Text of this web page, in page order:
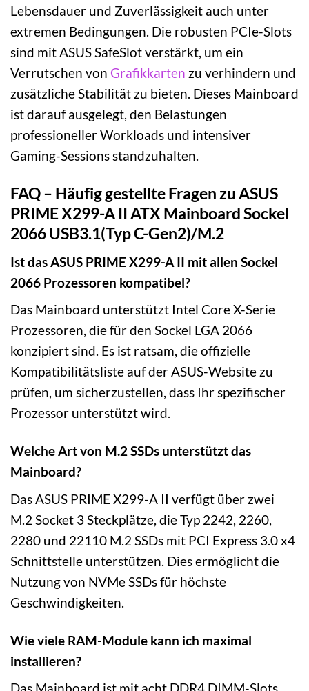
Lebensdauer und Zuverlässigkeit auch unter
extremen Bedingungen. Die robusten PCIe-Slots
sind mit ASUS SafeSlot verstärkt, um ein
Verrutschen von Grafikkarten zu verhindern und
zusätzliche Stabilität zu bieten. Dieses Mainboard
ist darauf ausgelegt, den Belastungen
professioneller Workloads und intensiver
Gaming-Sessions standzuhalten.
FAQ – Häufig gestellte Fragen zu ASUS
PRIME X299-A II ATX Mainboard Sockel
2066 USB3.1(Typ C-Gen2)/M.2
Ist das ASUS PRIME X299-A II mit allen Sockel
2066 Prozessoren kompatibel?
Das Mainboard unterstützt Intel Core X-Serie
Prozessoren, die für den Sockel LGA 2066
konzipiert sind. Es ist ratsam, die offizielle
Kompatibilitätsliste auf der ASUS-Website zu
prüfen, um sicherzustellen, dass Ihr spezifischer
Prozessor unterstützt wird.
Welche Art von M.2 SSDs unterstützt das
Mainboard?
Das ASUS PRIME X299-A II verfügt über zwei
M.2 Socket 3 Steckplätze, die Typ 2242, 2260,
2280 und 22110 M.2 SSDs mit PCI Express 3.0 x4
Schnittstelle unterstützen. Dies ermöglicht die
Nutzung von NVMe SSDs für höchste
Geschwindigkeiten.
Wie viele RAM-Module kann ich maximal
installieren?